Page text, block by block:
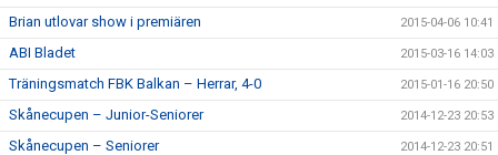
Brian utlovar show i premiären 2015-04-06 10:41
ABI Bladet 2015-03-16 14:03
Träningsmatch FBK Balkan – Herrar, 4-0 2015-01-16 20:50
Skånecupen – Junior-Seniorer 2014-12-23 20:53
Skånecupen – Seniorer 2014-12-23 20:51